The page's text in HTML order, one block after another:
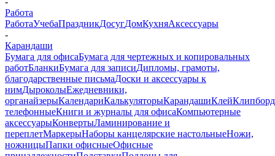
Работа
РаботаУчебаПраздникДосугДомКухняАксессуары
-
Карандаши
Бумага для офисаБумага для чертежных и копировальных
работБланкиБумага для записиДипломы, грамоты,
благодарственные письмаДоски и аксессуары к
нимДыроколыЕжедневники,
органайзерыКалендариКалькуляторыКарандашиКлей
телефонныеКниги и журналы для офисаКомпьютерные
аксессуарыКонвертыЛаминирование и
переплетМаркерыНаборы канцелярские настольныеНожи,
ножницыПапки офисныеОфисные